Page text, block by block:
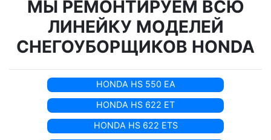
МЫ РЕМОНТИРУЕМ ВСЮ
ЛИНЕЙКУ МОДЕЛЕЙ
СНЕГОУБОРЩИКОВ HONDA
HONDA HS 550 EA
HONDA HS 622 ET
HONDA HS 622 ETS